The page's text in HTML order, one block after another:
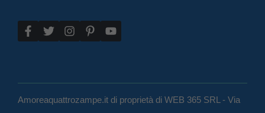
Amoreaquattrozampe.it di proprietà di WEB 365 SRL - Via